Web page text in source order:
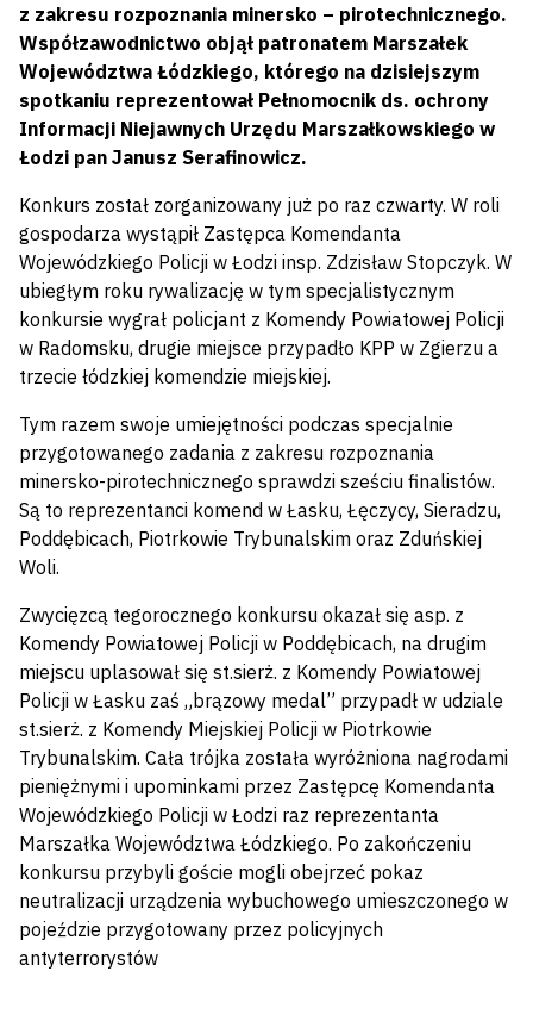
z zakresu rozpoznania minersko – pirotechnicznego.
Współzawodnictwo objął patronatem Marszałek
Województwa Łódzkiego, którego na dzisiejszym
spotkaniu reprezentował Pełnomocnik ds. ochrony
Informacji Niejawnych Urzędu Marszałkowskiego w
Łodzi pan Janusz Serafinowicz.
Konkurs został zorganizowany już po raz czwarty. W roli
gospodarza wystąpił Zastępca Komendanta
Wojewódzkiego Policji w Łodzi insp. Zdzisław Stopczyk. W
ubiegłym roku rywalizację w tym specjalistycznym
konkursie wygrał policjant z Komendy Powiatowej Policji
w Radomsku, drugie miejsce przypadło KPP w Zgierzu a
trzecie łódzkiej komendzie miejskiej.
Tym razem swoje umiejętności podczas specjalnie
przygotowanego zadania z zakresu rozpoznania
minersko-pirotechnicznego sprawdzi sześciu finalistów.
Są to reprezentanci komend w Łasku, Łęczycy, Sieradzu,
Poddębicach, Piotrkowie Trybunalskim oraz Zduńskiej
Woli.
Zwycięzcą tegorocznego konkursu okazał się asp. z
Komendy Powiatowej Policji w Poddębicach, na drugim
miejscu uplasował się st.sierż. z Komendy Powiatowej
Policji w Łasku zaś „brązowy medal” przypadł w udziale
st.sierż. z Komendy Miejskiej Policji w Piotrkowie
Trybunalskim. Cała trójka została wyróżniona nagrodami
pieniężnymi i upominkami przez Zastępcę Komendanta
Wojewódzkiego Policji w Łodzi raz reprezentanta
Marszałka Województwa Łódzkiego. Po zakończeniu
konkursu przybyli goście mogli obejrzeć pokaz
neutralizacji urządzenia wybuchowego umieszczonego w
pojeździe przygotowany przez policyjnych
antyterrorystów